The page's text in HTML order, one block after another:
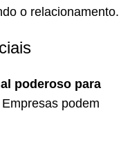
o relacionamento.
poderoso para
Empresas podem